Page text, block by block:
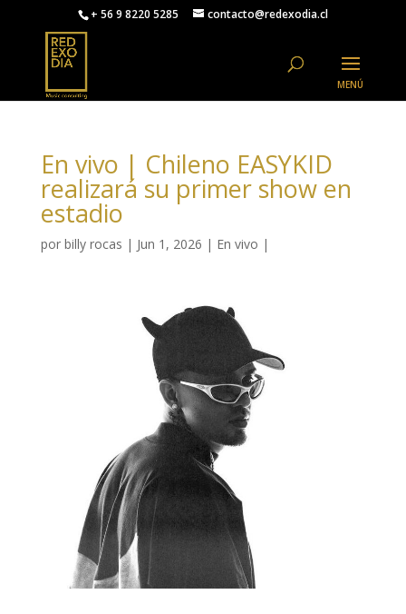
+ 56 9 8220 5285 contacto@redexodia.cl
En vivo | Chileno EASYKID
realizará su primer show en
estadio
por billy rocas | Jun 1, 2026 | En vivo |